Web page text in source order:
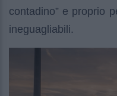
contadino” e proprio
ineguagliabili.